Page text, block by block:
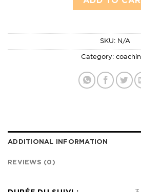
SKU: N/A
Category:
ADDITIONAL INFORMATION
REVIEWS (0)